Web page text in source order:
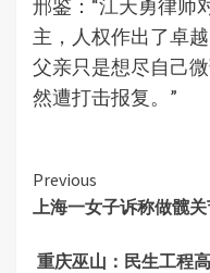
邢鉴：“江天勇律师
主，人权作出了卓
父亲只是想尽自己
然遭打击报复。”
Continue
Reading
Previous
上海一女子诉称做髋
重庆巫山：民生工程